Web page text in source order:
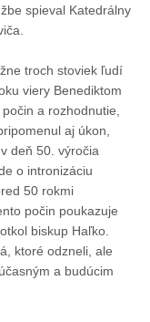
spieval Katedrálny
troch stoviek ľudí
viery Benediktom
a rozhodnutie,
aj úkon,
deň 50. výročia
o intronizáciu
50 rokmi
počin poukazuje
biskup Haľko.
ktoré odzneli, ale
a budúcim